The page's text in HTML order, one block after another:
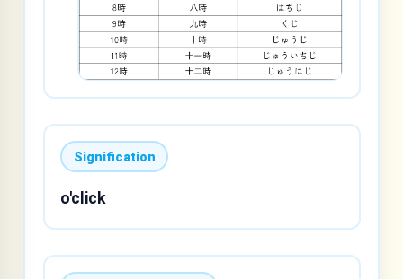
Signification
o'click